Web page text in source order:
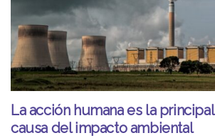
La acción humana es la principal
causa del impacto ambiental